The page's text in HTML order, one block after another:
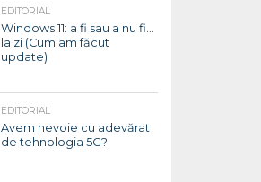
EDITORIAL
Windows 11: a fi sau a nu fi…
la zi (Cum am făcut
update)
EDITORIAL
Avem nevoie cu adevărat
de tehnologia 5G?